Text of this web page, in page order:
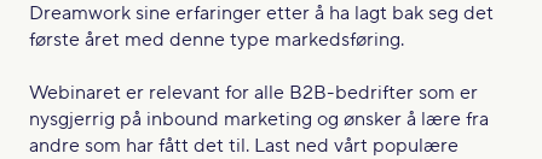
Dreamwork sine erfaringer etter å ha lagt bak seg det
første året med denne type markedsføring.
Webinaret er relevant for alle B2B-bedrifter som er
nysgjerrig på inbound marketing og ønsker å lære fra
andre som har fått det til. Last ned vårt populære